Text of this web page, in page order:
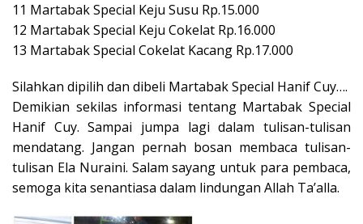
11 Martabak Special Keju Susu Rp.15.000
12 Martabak Special Keju Cokelat Rp.16.000
13 Martabak Special Cokelat Kacang Rp.17.000
Silahkan dipilih dan dibeli Martabak Special Hanif Cuy….
Demikian sekilas informasi tentang Martabak Special
Hanif Cuy. Sampai jumpa lagi dalam tulisan-tulisan
mendatang. Jangan pernah bosan membaca tulisan-
tulisan Ela Nuraini. Salam sayang untuk para pembaca,
semoga kita senantiasa dalam lindungan Allah Ta’alla.